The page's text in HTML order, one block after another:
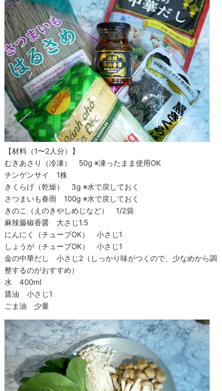
【材料（1〜2人分）】
むきあさり（冷凍） 50g ※凍ったまま使用OK
チンゲンサイ 1株
きくらげ（乾燥） 3g ※水で戻しておく
さつまいも春雨 100g ※水で戻しておく
きのこ（えのきやしめじなど） 1/2袋
麻辣藤椒香醤 大さじ1.5
にんにく（チューブOK） 小さじ1
しょうが（チューブOK） 小さじ1
金の中華だし 小さじ2（しっかり味がつくので、少なめから調
整するのがおすすめ）
水 400ml
醤油 小さじ1
ごま油 少量